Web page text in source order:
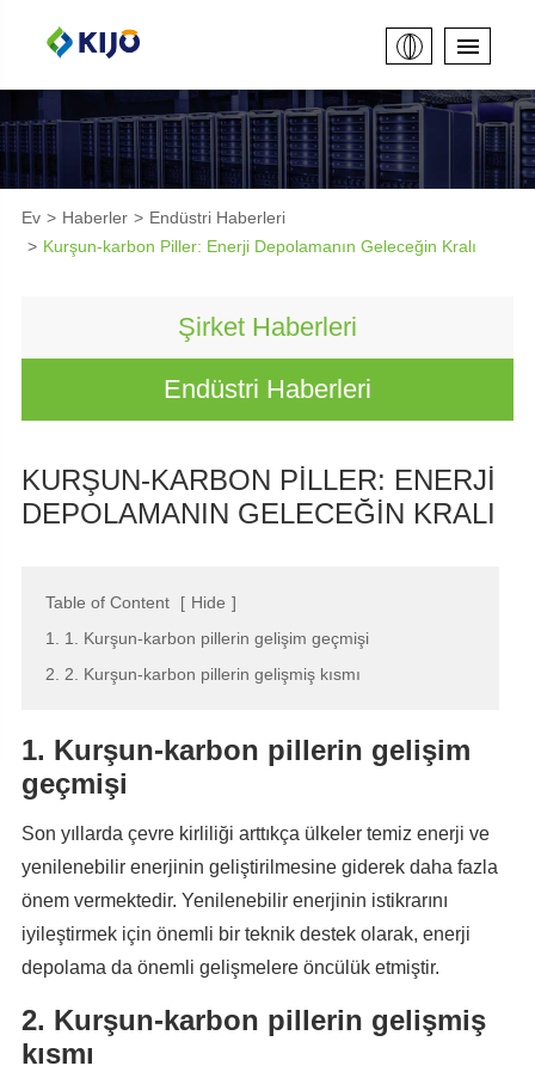
Ev Haberler
Endüstri Haberleri
Kurşun-karbon Piller: Enerji Depolamanın Geleceğin Kralı
Şirket Haberleri
Endüstri Haberleri
KURŞUN-KARBON PILLER: ENERJI
DEPOLAMANIN GELECEĞIN KRALI
Table of Content [ Hide ]
1. 1. Kurşun-karbon pillerin gelişim geçmişi
2. 2. Kurşun-karbon pillerin gelişmiş kısmı
1. Kurşun-karbon pillerin gelişim
geçmişi
Son yıllarda çevre kirliliği arttıkça ülkeler temiz enerji ve
yenilenebilir enerjinin geliştirilmesine giderek daha fazla
önem vermektedir. Yenilenebilir enerjinin istikrarını
iyileştirmek için önemli bir teknik destek olarak, enerji
depolama da önemli gelişmelere öncülük etmiştir.
2. Kurşun-karbon pillerin gelişmiş
kısmı